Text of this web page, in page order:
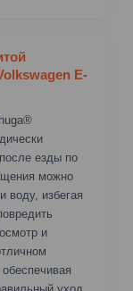
E-
езды по
можно
воду, избегая
и